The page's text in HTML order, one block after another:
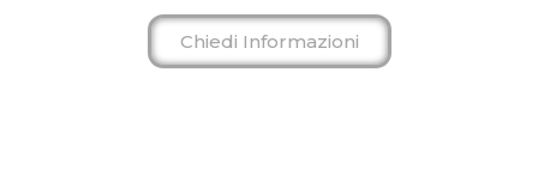
Chiedi Informazioni